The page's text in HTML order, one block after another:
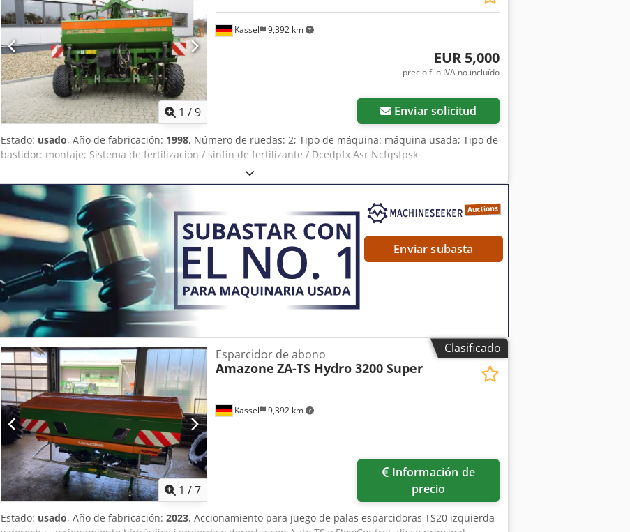
1 /9
Kassel 9,392 km
EUR 5,000
precio fijo IVA no incluído
Enviar solicitud
Estado: usado, Año de fabricación: 1998, Número de ruedas: 2; Tipo de máquina: máquina usada; Tipo de
bastidor: montaje; Sistema de fertilización / sinfín de fertilizante / Dcedpfx Asr Ncfqsfpsk
Enviar subasta
Clasificado
1 /7
Kassel 9,392 km
Esparcidor de abono
Amazone ZA-TS Hydro 3200 Super
precio
Estado: usado, Año de fabricación: 2023, Accionamiento para juego de palas esparcidoras TS20 izquierda